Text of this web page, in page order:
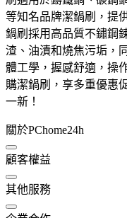
等知名品牌潔鍋刷，提
鍋刷採用高品質不鏽鋼
渣、油漬和燒焦污垢，
體工學，握感舒適，操
購潔鍋刷，享多重優惠
一新！
關於PChome24h
顧客權益
其他服務